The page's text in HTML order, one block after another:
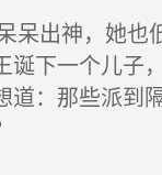
呆出神，她也
诞下一个儿子
道：那些派到